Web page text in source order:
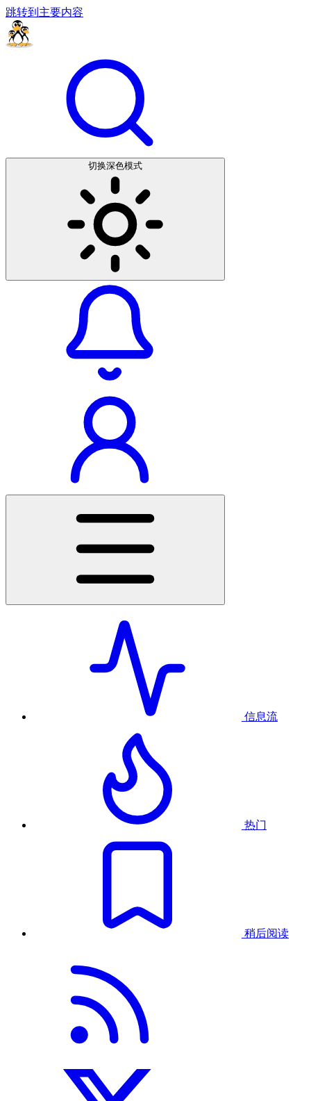
跳转到主要内容
切换深色模式
信息流
热门
稍后阅读